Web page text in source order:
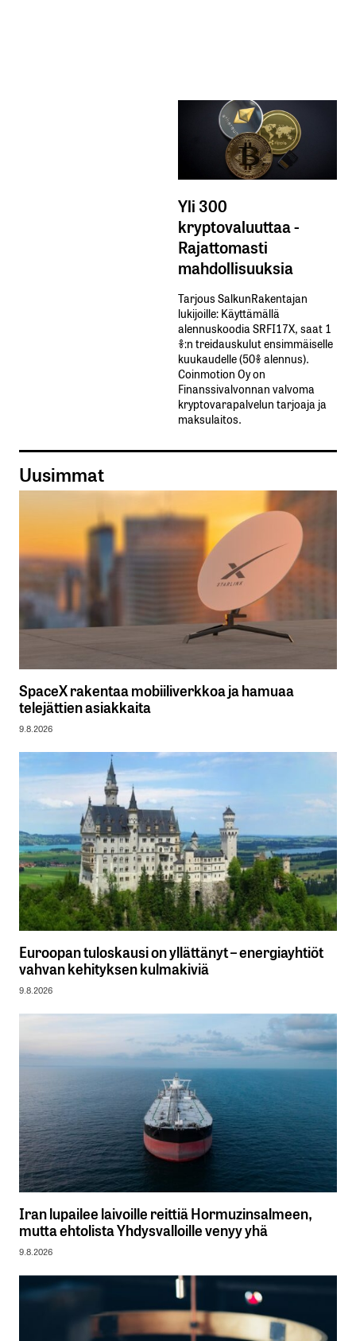
Yli 300
kryptovaluuttaa -
Rajattomasti
mahdollisuuksia
Tarjous SalkunRakentajan
lukijoille: Käyttämällä​ ​
alennuskoodia​ ​SRFI17X,​ ​saat​ ​1
%:n treidauskulut​ ​ensimmäiselle​ ​
kuukaudelle​ ​(50%​ ​alennus).
Coinmotion Oy on
Finanssivalvonnan valvoma
kryptovarapalvelun tarjoaja ja
maksulaitos.
Uusimmat
SpaceX rakentaa mobiiliverkkoa ja hamuaa
telejättien asiakkaita
9.8.2026
Euroopan tuloskausi on yllättänyt – energiayhtiöt
vahvan kehityksen kulmakiviä
9.8.2026
Iran lupailee laivoille reittiä Hormuzinsalmeen,
mutta ehtolista Yhdysvalloille venyy yhä
9.8.2026